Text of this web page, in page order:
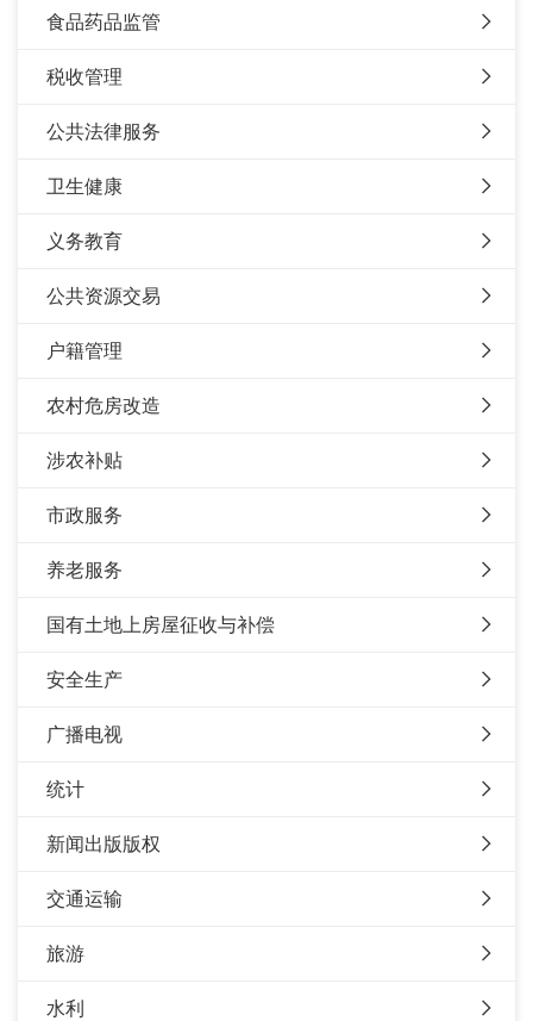
食品药品监管
税收管理
公共法律服务
卫生健康
义务教育
公共资源交易
户籍管理
农村危房改造
涉农补贴
市政服务
养老服务
国有土地上房屋征收与补偿
安全生产
广播电视
统计
新闻出版版权
交通运输
旅游
水利